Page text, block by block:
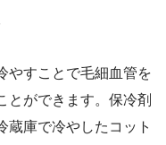
やすことで毛細血管を
とができます。保冷剤
蔵庫で冷やしたコット